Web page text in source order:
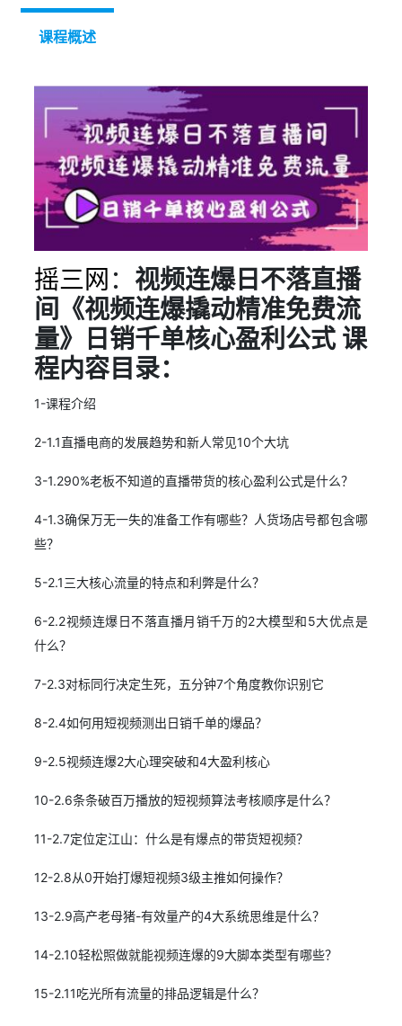
课程概述
摇三网 ： 视频连爆日不落直播
间《视频连爆撬动精准免费流
量》日销千单核心盈利公式 课
程内容目录：
1-课程介绍
2-1.1直播电商的发展趋势和新人常见10个大坑
3-1.290%老板不知道的直播带货的核心盈利公式是什么？
4-1.3确保万无一失的准备工作有哪些？人货场店号都包含哪
些？
5-2.1三大核心流量的特点和利弊是什么？
6-2.2视频连爆日不落直播月销千万的2大模型和5大优点是
什么？
7-2.3对标同行决定生死，五分钟7个角度教你识别它
8-2.4如何用短视频测出日销千单的爆品？
9-2.5视频连爆2大心理突破和4大盈利核心
10-2.6条条破百万播放的短视频算法考核顺序是什么？
11-2.7定位定江山：什么是有爆点的带货短视频？
12-2.8从0开始打爆短视频3级主推如何操作？
13-2.9高产老母猪-有效量产的4大系统思维是什么？
14-2.10轻松照做就能视频连爆的9大脚本类型有哪些？
15-2.11吃光所有流量的排品逻辑是什么？